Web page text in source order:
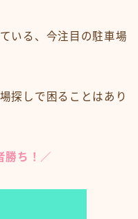
いる、今注目の駐車場
探しで困ることはあり
勝ち！／